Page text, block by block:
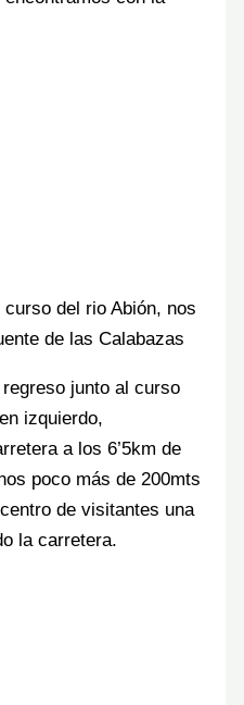
del rio Abión, nos
de las Calabazas
junto al curso
izquierdo,
a los 6’5km de
poco más de 200mts
de visitantes una
la carretera.